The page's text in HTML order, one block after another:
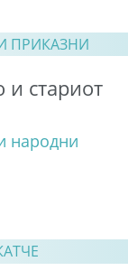
ПРИКАЗНИ
и стариот
народни